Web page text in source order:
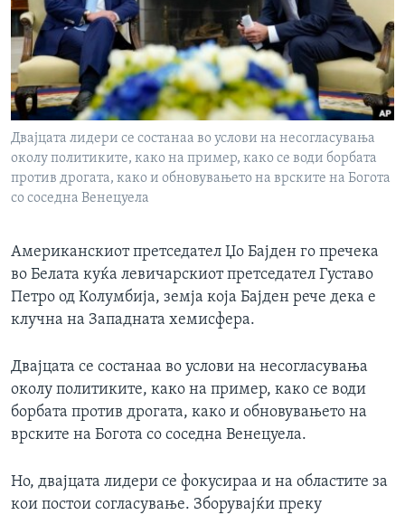
ИНТЕРВЈУА
Јазици
Двајцата лидери се состанаа во услови на несогласувања
околу политиките, како на пример, како се води борбата
против дрогата, како и обновувањето на врските на Богота
со соседна Венецуела
Американскиот претседател Џо Бајден го пречека
во Белата куќа левичарскиот претседател Густаво
Петро од Колумбија, земја која Бајден рече дека е
клучна на Западната хемисфера.
Двајцата се состанаа во услови на несогласувања
околу политиките, како на пример, како се води
борбата против дрогата, како и обновувањето на
врските на Богота со соседна Венецуела.
Но, двајцата лидери се фокусираа и на областите за
кои постои согласување. Зборувајќи преку